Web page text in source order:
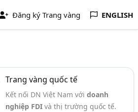
Đăng ký Trang vàng ENGLISH
Trang vàng quốc tế
Kết nối DN Việt Nam vớidoanh
nghiệp FDI và thị trường quốc tế.